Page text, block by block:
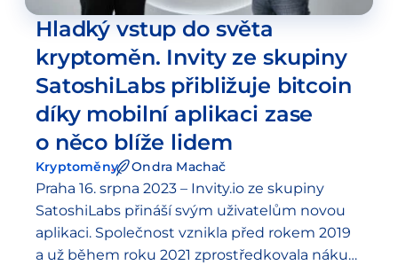
Hladký vstup do světa
kryptoměn. Invity ze skupiny
SatoshiLabs přibližuje bitcoin
díky mobilní aplikaci zase
o něco blíže lidem
Kryptoměny Ondra Machač
Praha 16. srpna 2023 – Invity.io ze skupiny
SatoshiLabs přináší svým uživatelům novou
aplikaci. Společnost vznikla před rokem 2019
a už během roku 2021 zprostředkovala nákup